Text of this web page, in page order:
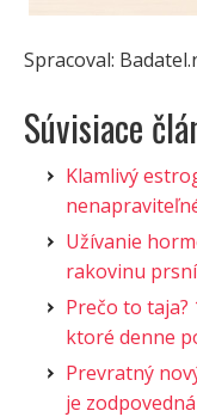
Spracoval:
Súvisiace
Klamlivý
Užívanie
rakovinu
Prečo to taja?
ktoré denne
Prevratný
je